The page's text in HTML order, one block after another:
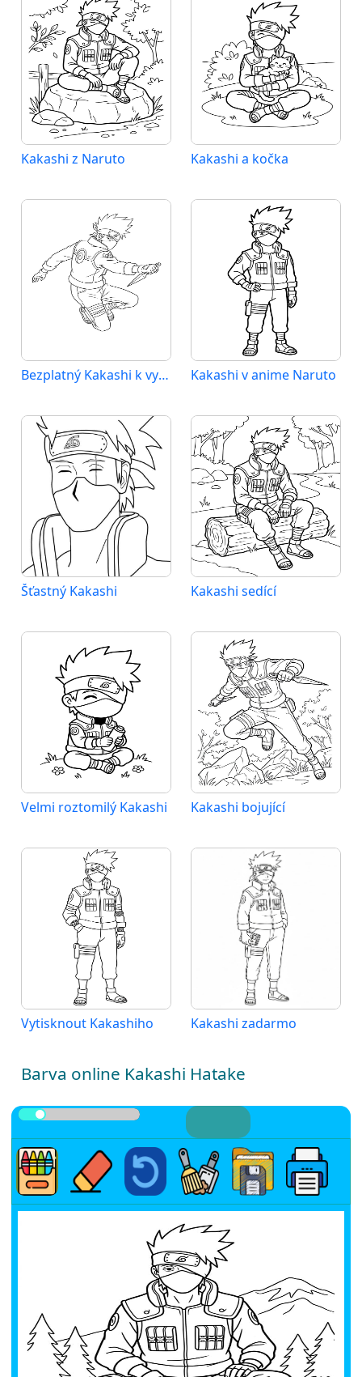
Kakashi z Naruto Kakashi a kočka
Bezplatný Kakashi k vytištění Kakashi v anime Naruto
Šťastný Kakashi Kakashi sedící
Velmi roztomilý Kakashi Kakashi bojující
Vytisknout Kakashiho Kakashi zadarmo
Barva online Kakashi Hatake